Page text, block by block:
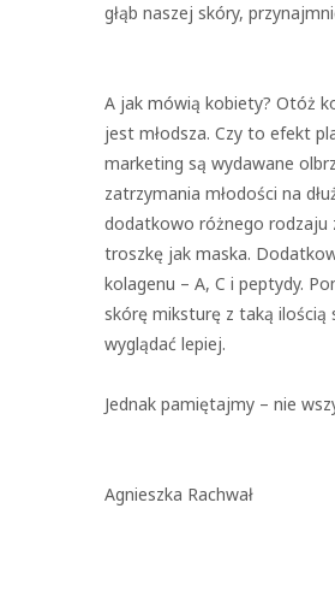
głąb naszej skóry,
A jak mówią kobiety? Otóż
jest młodsza. Czy to efekt
marketing są wydawane
zatrzymania młodości na
dodatkowo różnego rodzaju
troszkę jak maska.
kolagenu – A, C i peptydy.
skórę miksturę z taką ilością
wyglądać lepiej.
Jednak pamiętajmy – nie
Agnieszka Rachwał